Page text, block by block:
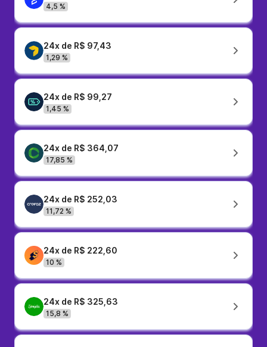
4,5 %
24x de R$ 97,43
1,29 %
24x de R$ 99,27
1,45 %
24x de R$ 364,07
17,85 %
24x de R$ 252,03
11,72 %
24x de R$ 222,60
10 %
24x de R$ 325,63
15,8 %